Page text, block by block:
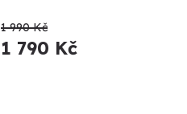
1 990 Kč
1 790 Kč